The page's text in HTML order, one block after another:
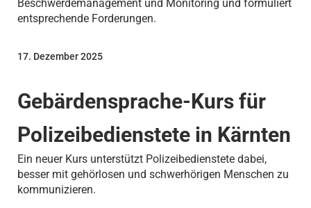
Beschwerdemanagement und Monitoring und formuliert
entsprechende Forderungen.
Gebärdensprache-Kurs für
Polizeibedienstete in Kärnten
17. Dezember 2025
Ein neuer Kurs unterstützt Polizeibedienstete dabei,
besser mit gehörlosen und schwerhörigen Menschen zu
kommunizieren.